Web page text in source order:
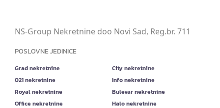
NS-Group Nekretnine doo Novi Sad, Reg.br. 711
POSLOVNE JEDINICE
Grad nekretnine
City nekretnine
021 nekretnine
Info nekretnine
Royal nekretnine
Bulevar nekretnine
Office nekretnine
Halo nekretnine